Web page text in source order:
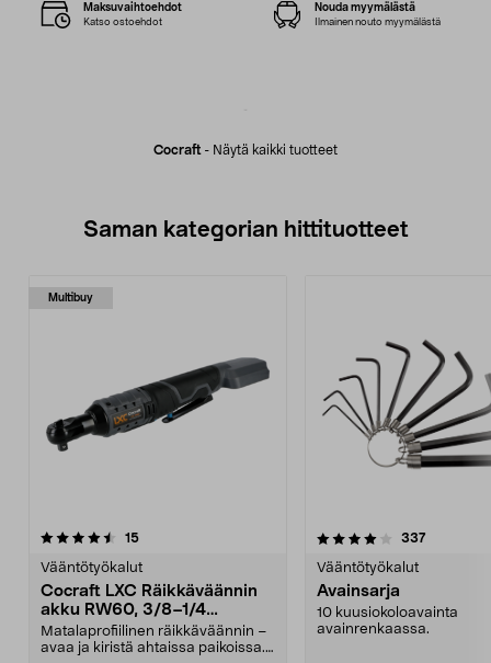
Cocraft - Näytä kaikki tuotteet
Maksuvaihtoehdot
Katso ostoehdot
Nouda myymälästä
Ilmainen nouto myymälästä
Saman kategorian hittituotteet
Multibuy
15arvostelut
Vääntötyökalut
Cocraft LXC Räikkäväännin
akku RW60, 3/8–1/4
tuumaa, 18 V
Matalaprofiilinen räikkäväännin –
avaa ja kiristä ahtaissa paikoissa.
4.0 viidestä
337arvostelut
Vääntötyökalut
Avainsarja
10 kuusiokoloavainta
avainrenkaassa.
4.0 viidestä